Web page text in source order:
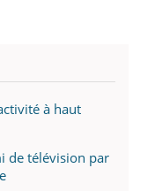
à haut
de télévision par